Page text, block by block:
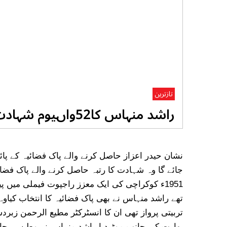
راشد منہاس کا52واںیوم شہادت20اگست کو منایا جائے گا
تازترین
1951ء کوکراچی کی ایک معزز راجپوت فیملی
تربیتی پرواز تھی ان کا انسٹرکٹر مطیع الرحمن